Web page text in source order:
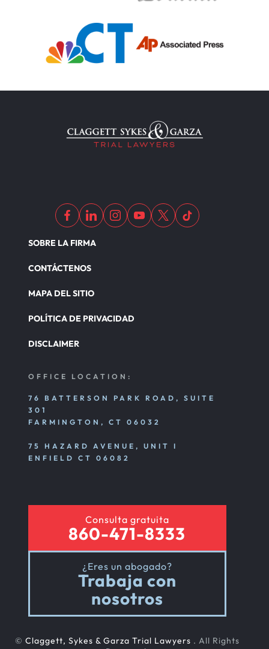
SOBRE LA FIRMA
CONTÁCTENOS
MAPA DEL SITIO
POLÍTICA DE PRIVACIDAD
DISCLAIMER
OFFICE LOCATION:
76 BATTERSON PARK ROAD, SUITE
301
FARMINGTON, CT 06032
75 HAZARD AVENUE, UNIT I
ENFIELD CT 06082
Consulta gratuita
860-471-8333
¿Eres un abogado?
Trabaja con
nosotros
© Claggett, Sykes & Garza Trial Lawyers . All Rights